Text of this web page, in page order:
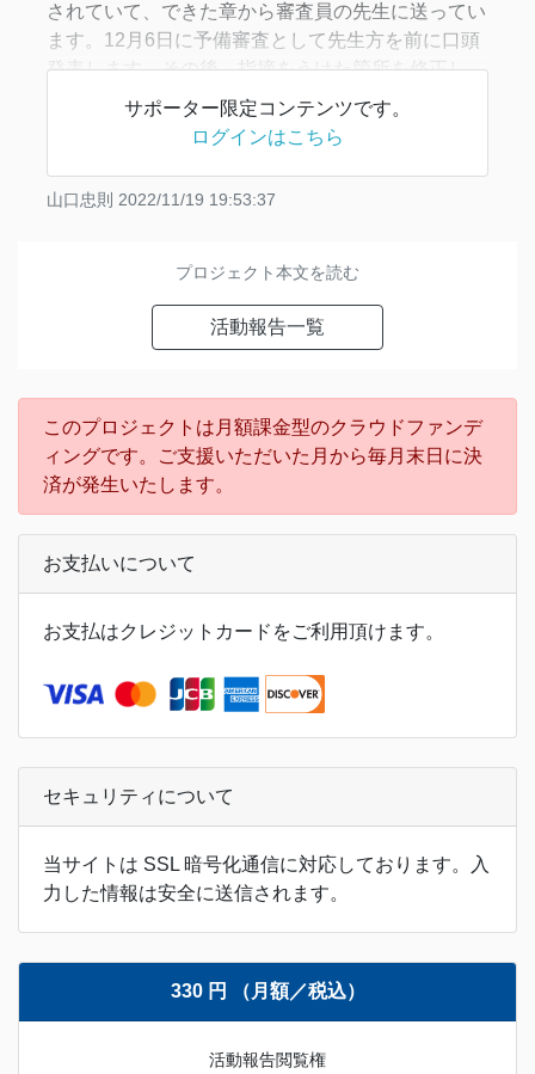
されていて、できた章から審査員の先生に送ってい
ます。12月6日に予備審査として先生方を前に口頭
発表します。その後、指摘をうけた箇所を修正し、
1月初旬に最終的な原稿を提出し、2月初旬に公聴会
いちばん大きな研究成果は、秋に産卵のため対馬
サポーター限定コンテンツです。
ログインはこちら
山口忠則 2022/11/19 19:53:37
プロジェクト本文を読む
活動報告一覧
このプロジェクトは月額課金型のクラウドファンデ
ィングです。ご支援いただいた月から毎月末日に決
済が発生いたします。
お支払いについて
お支払はクレジットカードをご利用頂けます。
セキュリティについて
当サイトは SSL 暗号化通信に対応しております。入
力した情報は安全に送信されます。
330 円 （月額／税込）
活動報告閲覧権